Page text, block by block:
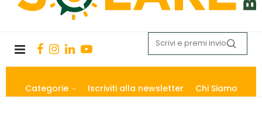
Categorie Iscriviti alla newsletter Chi Siamo